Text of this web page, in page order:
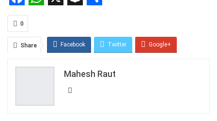
Facebook
0
Share Facebook Twitter Google+
Mahesh Raut